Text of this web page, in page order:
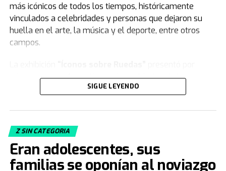
más icónicos de todos los tiempos, históricamente
vinculados a celebridades y personas que dejaron su
huella en el arte, la música y el deporte, entre otros
campos.
primera vez en Argentina varios vehículos de la
Jorge Yarur, creador de la
Santiago de Chile.
Acacia Echazarreta
Curaduría de la institución, le contó aTNde qué trata la
muestra. “Nuestra colección, con sus 19.000 piezas de
SIGUE LEYENDO
Z SIN CATEGORIA
Eran adolescentes, sus
familias se oponían al noviazgo